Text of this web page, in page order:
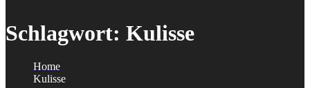
Schlagwort: Kulisse
Home
Kulisse